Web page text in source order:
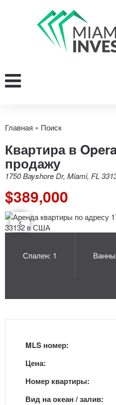
Главная » Поиск
Квартира в
продажу
1750 Bayshore Dr, Miami, FL
$389,000
Спален: 1
MLS номер:
Цена:
Номер квартиры:
Вид на океан / залив: